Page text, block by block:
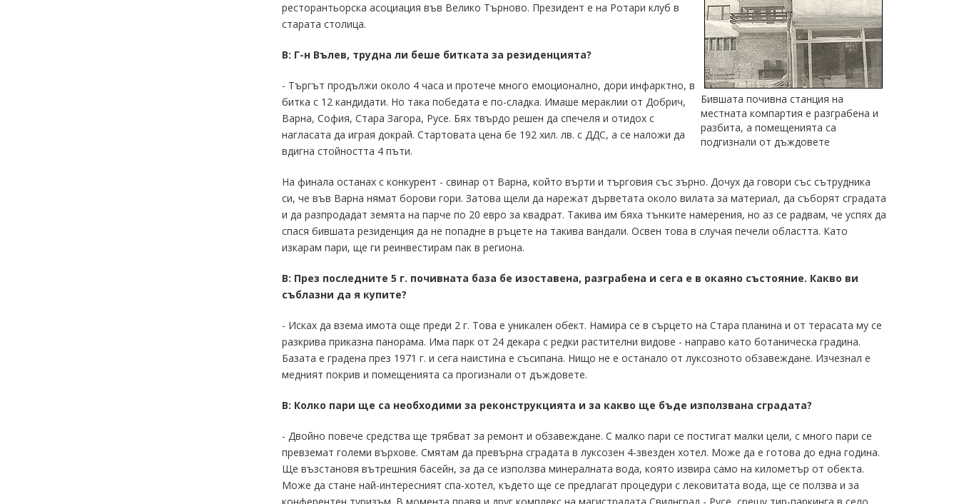
Бившата почивна станция на
местната компартия е разграбена и
разбита, а помещенията са
подгизнали от дъждовете
ресторантьорска асоциация във Велико Търново. Президент е на Ротари клуб в
старата столица.
В: Г-н Вълев, трудна ли беше битката за резиденцията?
- Търгът продължи около 4 часа и протече много емоционално, дори инфарктно, в
битка с 12 кандидати. Но така победата е по-сладка. Имаше мераклии от Добрич,
Варна, София, Стара Загора, Русе. Бях твърдо решен да спечеля и отидох с
нагласата да играя докрай. Стартовата цена бе 192 хил. лв. с ДДС, а се наложи да
вдигна стойността 4 пъти.
На финала останах с конкурент - свинар от Варна, който върти и търговия със зърно. Дочух да говори със сътрудника
си, че във Варна нямат борови гори. Затова щели да нарежат дърветата около вилата за материал, да съборят сградата
и да разпродадат земята на парче по 20 евро за квадрат. Такива им бяха тънките намерения, но аз се радвам, че успях да
спася бившата резиденция да не попадне в ръцете на такива вандали. Освен това в случая печели областта. Като
изкарам пари, ще ги реинвестирам пак в региона.
В: През последните 5 г. почивната база бе изоставена, разграбена и сега е в окаяно състояние. Какво ви
съблазни да я купите?
- Исках да взема имота още преди 2 г. Това е уникален обект. Намира се в сърцето на Стара планина и от терасата му се
разкрива приказна панорама. Има парк от 24 декара с редки растителни видове - направо като ботаническа градина.
Базата е градена през 1971 г. и сега наистина е съсипана. Нищо не е останало от луксозното обзавеждане. Изчезнал е
медният покрив и помещенията са прогизнали от дъждовете.
В: Колко пари ще са необходими за реконструкцията и за какво ще бъде използвана сградата?
- Двойно повече средства ще трябват за ремонт и обзавеждане. С малко пари се постигат малки цели, с много пари се
превземат големи върхове. Смятам да превърна сградата в луксозен 4-звезден хотел. Може да е готова до една година.
Ще възстановя вътрешния басейн, за да се използва минералната вода, която извира само на километър от обекта.
Може да стане най-интересният спа-хотел, където ще се предлагат процедури с лековитата вода, ще се ползва и за